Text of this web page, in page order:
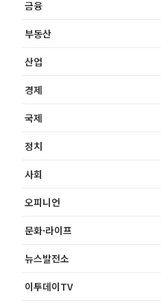
금융
부동산
산업
경제
국제
정치
사회
오피니언
문화·라이프
뉴스발전소
이투데이TV